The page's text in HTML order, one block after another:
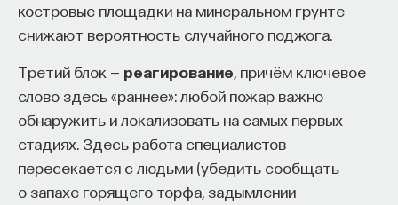
костровые площадки на минеральном грунте
снижают вероятность случайного поджога.
Третий блок — реагирование , причём ключевое
слово здесь «раннее»: любой пожар важно
обнаружить и локализовать на самых первых
стадиях. Здесь работа специалистов
пересекается с людьми (убедить сообщать
о запахе горящего торфа, задымлении
КУРС
Философский поиск: начала